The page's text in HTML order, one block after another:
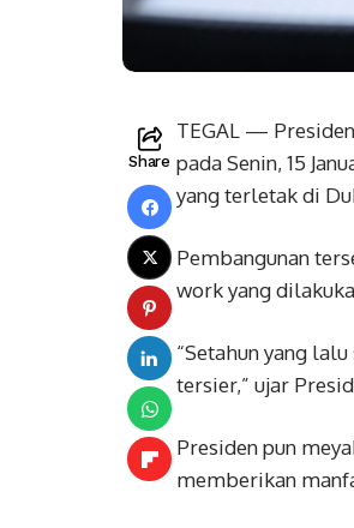
Share
TEGAL —
pada Senin, 15
yang terletak di
Pembangunan
work yang
“Setahun yang
tersier,” ujar
Presiden pun
memberikan